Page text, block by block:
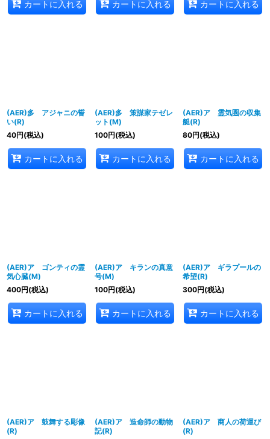
カートに入れる カートに入れる カートに入れる
(AER)多 アジャニの誓
い(R)
40円(税込)
カートに入れる
(AER)多 策謀家テゼレ
ット(M)
100円(税込)
カートに入れる
(AER)ア 霊気圏の収集
艇(R)
80円(税込)
カートに入れる
(AER)ア ゴンティの霊
気心臓(M)
400円(税込)
カートに入れる
(AER)ア キランの真意
号(M)
100円(税込)
カートに入れる
(AER)ア ギラプールの
希望(R)
300円(税込)
カートに入れる
(AER)ア 鼓舞する彫像
(R)
(AER)ア 造命師の動物
記(R)
(AER)ア 商人の荷運び
(R)